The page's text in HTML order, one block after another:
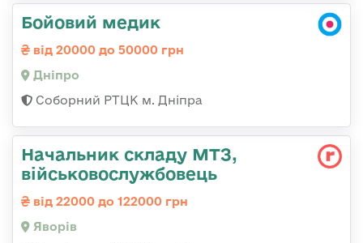
Бойовий медик
від 20000 до 50000 грн
Дніпро
Соборний РТЦК м. Дніпра
Начальник складу МТЗ,
військовослужбовець
від 22000 до 122000 грн
Яворів